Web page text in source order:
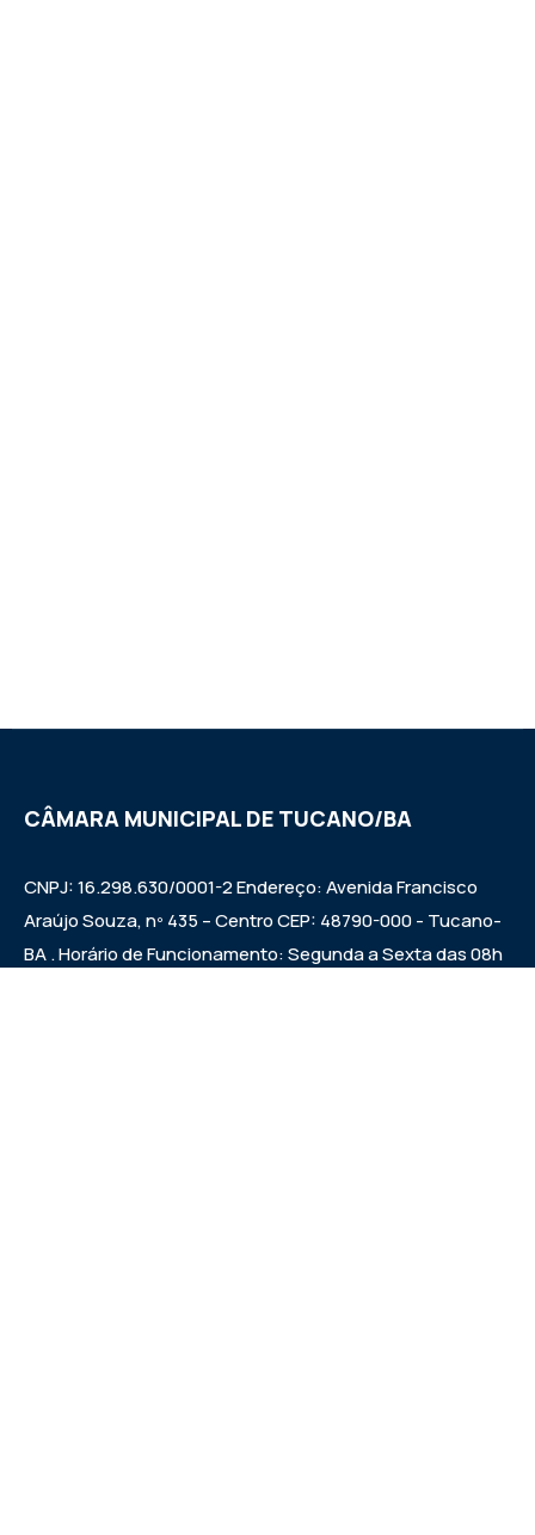
CÂMARA MUNICIPAL DE TUCANO/BA
CNPJ: 16.298.630/0001-2 Endereço: Avenida Francisco
Araújo Souza, nº 435 – Centro CEP: 48790-000 - Tucano-
BA . Horário de Funcionamento: Segunda a Sexta das 08h